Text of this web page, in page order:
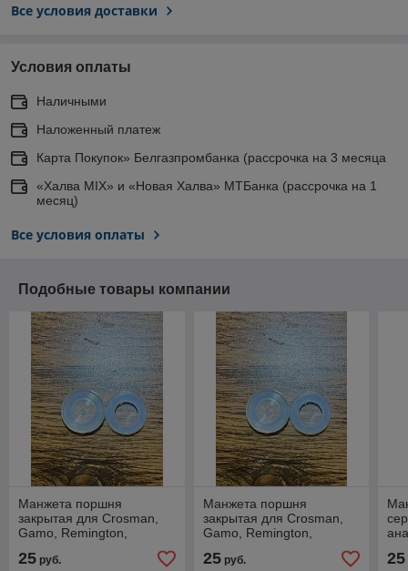
Все условия доставки
Условия оплаты
Наличными
Наложенный платеж
Карта Покупок» Белгазпромбанка (рассрочка на 3 месяца
«Халва MIX» и «Новая Халва» МТБанка (рассрочка на 1
месяц)
Все условия оплаты
Подобные товары компании
Манжета поршня
закрытая для Crosman,
Gamo, Remington,
(Vado123).
25 руб.
Манжета поршня
закрытая для Crosman,
Gamo, Remington,
(Vado123).
25руб. 25